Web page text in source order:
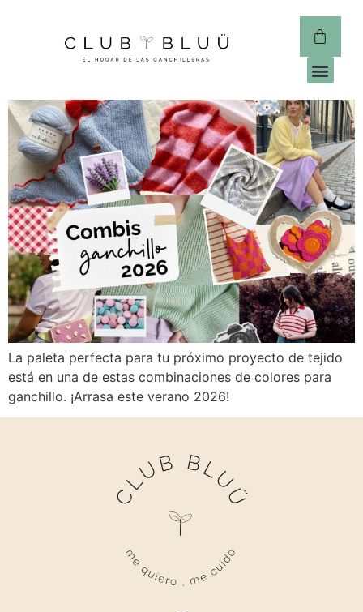
La paleta perfecta para tu próximo proyecto de tejido
está en una de estas combinaciones de colores para
ganchillo. ¡Arrasa este verano 2026!